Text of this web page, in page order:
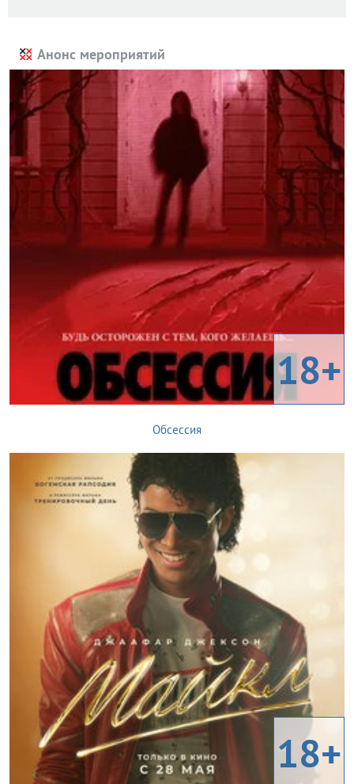
Анонс мероприятий
18+
Обсессия
18+